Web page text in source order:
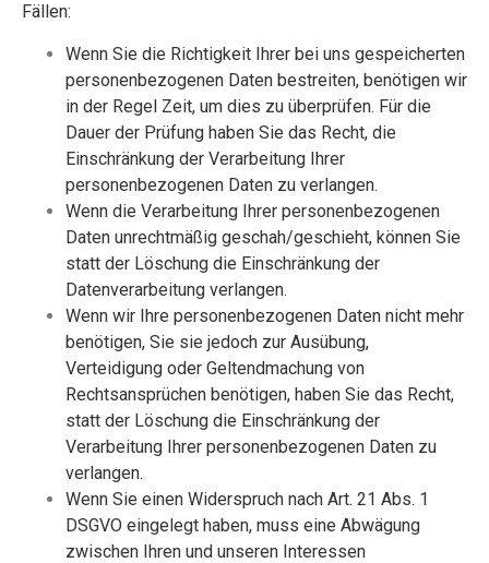
Fällen:
Wenn Sie die Richtigkeit Ihrer bei uns gespeicherten
personenbezogenen Daten bestreiten, benötigen wir
in der Regel Zeit, um dies zu überprüfen. Für die
Dauer der Prüfung haben Sie das Recht, die
Einschränkung der Verarbeitung Ihrer
personenbezogenen Daten zu verlangen.
Wenn die Verarbeitung Ihrer personenbezogenen
Daten unrechtmäßig geschah/geschieht, können Sie
statt der Löschung die Einschränkung der
Datenverarbeitung verlangen.
Wenn wir Ihre personenbezogenen Daten nicht mehr
benötigen, Sie sie jedoch zur Ausübung,
Verteidigung oder Geltendmachung von
Rechtsansprüchen benötigen, haben Sie das Recht,
statt der Löschung die Einschränkung der
Verarbeitung Ihrer personenbezogenen Daten zu
verlangen.
Wenn Sie einen Widerspruch nach Art. 21 Abs. 1
DSGVO eingelegt haben, muss eine Abwägung
zwischen Ihren und unseren Interessen